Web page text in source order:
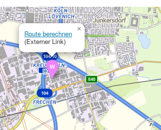
Route berechnen
(Externer Link)
×